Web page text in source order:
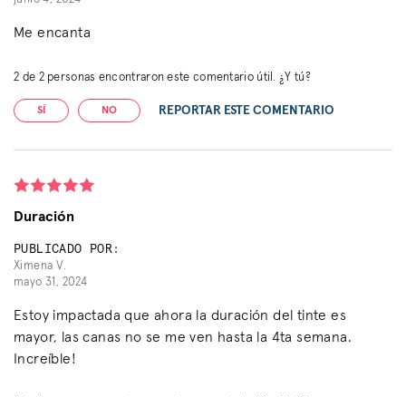
Me encanta
2 de 2personas encontraron este comentario útil. ¿Y tú?
SÍ NO REPORTAR ESTE COMENTARIO
Duración
PUBLICADO POR:
Ximena V.
mayo 31, 2024
Estoy impactada que ahora la duración del tinte es
mayor, las canas no se me ven hasta la 4ta semana.
Increíble!